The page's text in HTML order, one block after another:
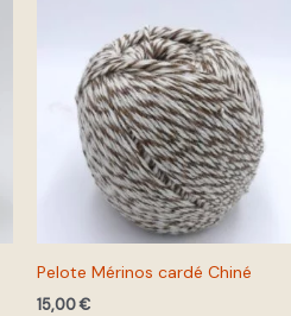
Pelote Mérinos cardé Chiné
15,00€